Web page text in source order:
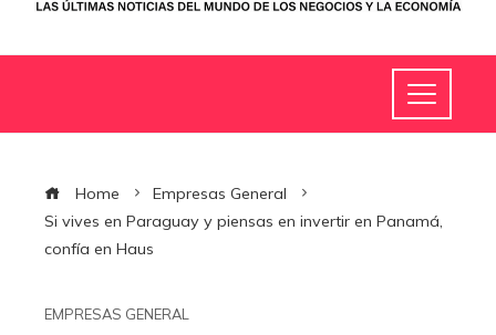
Home
Empresas General
Si vives en Paraguay y piensas en invertir en Panamá,
confía en Haus
EMPRESAS GENERAL